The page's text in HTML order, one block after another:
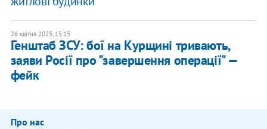
26 квітня 2025, 15:15
Генштаб ЗСУ: бої на Курщині тривають,
заяви Росії про "завершення операції" —
фейк
Про нас